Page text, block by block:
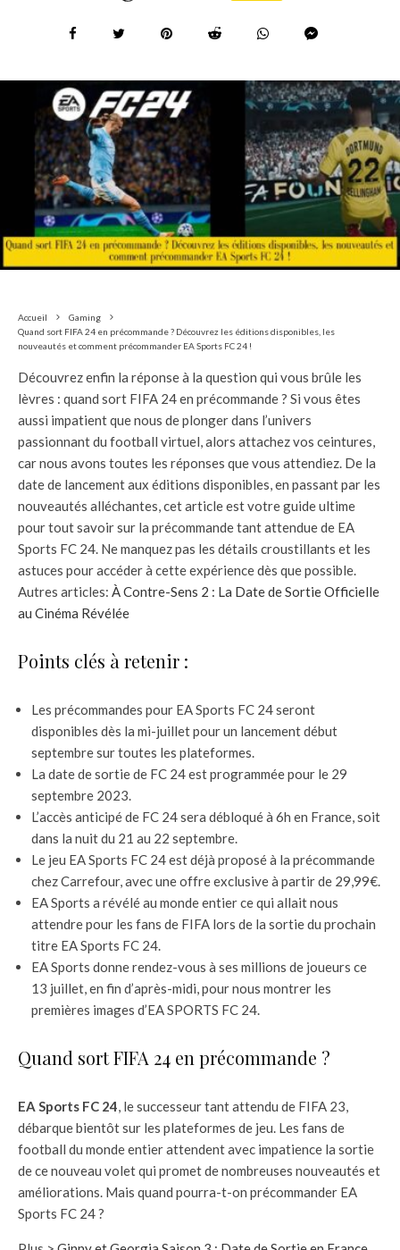
Accueil
Gaming
Quand sort FIFA 24 en précommande ? Découvrez les éditions disponibles, les
nouveautés et comment précommander EA Sports FC 24 !
Découvrez enfin la réponse à la question qui vous brûle les
lèvres : quand sort FIFA 24 en précommande ? Si vous êtes
aussi impatient que nous de plonger dans l’univers
passionnant du football virtuel, alors attachez vos ceintures,
car nous avons toutes les réponses que vous attendiez. De la
date de lancement aux éditions disponibles, en passant par les
nouveautés alléchantes, cet article est votre guide ultime
pour tout savoir sur la précommande tant attendue de EA
Sports FC 24. Ne manquez pas les détails croustillants et les
astuces pour accéder à cette expérience dès que possible.
Autres articles: À Contre-Sens 2 : La Date de Sortie Officielle
au Cinéma Révélée
Points clés à retenir :
Les précommandes pour EA Sports FC 24 seront
disponibles dès la mi-juillet pour un lancement début
septembre sur toutes les plateformes.
La date de sortie de FC 24 est programmée pour le 29
septembre 2023.
L’accès anticipé de FC 24 sera débloqué à 6h en France, soit
dans la nuit du 21 au 22 septembre.
Le jeu EA Sports FC 24 est déjà proposé à la précommande
chez Carrefour, avec une offre exclusive à partir de 29,99€.
EA Sports a révélé au monde entier ce qui allait nous
attendre pour les fans de FIFA lors de la sortie du prochain
titre EA Sports FC 24.
EA Sports donne rendez-vous à ses millions de joueurs ce
13 juillet, en fin d’après-midi, pour nous montrer les
premières images d’EA SPORTS FC 24.
Quand sort FIFA 24 en précommande ?
EA Sports FC 24 , le successeur tant attendu de FIFA 23,
débarque bientôt sur les plateformes de jeu. Les fans de
football du monde entier attendent avec impatience la sortie
de ce nouveau volet qui promet de nombreuses nouveautés et
améliorations. Mais quand pourra-t-on précommander EA
Sports FC 24 ?